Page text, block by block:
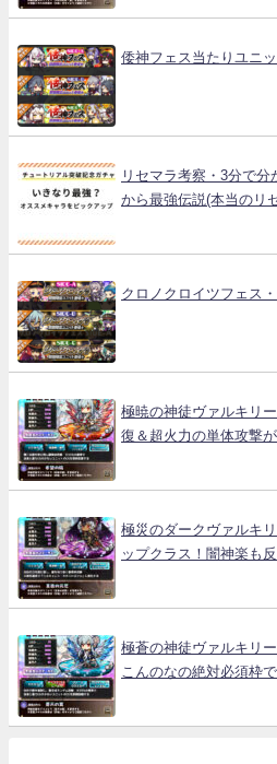
倭神フェス当たりユニ
リセマラ考察・3分で
から最強伝説(本当のリ
クロノクロイツフェス
極暁の神徒ヴァルキリ
復＆超火力の単体攻撃
極災のダークヴァルキ
ップクラス！闇神楽も
極蒼の神徒ヴァルキリ
こんのなの絶対必須枠